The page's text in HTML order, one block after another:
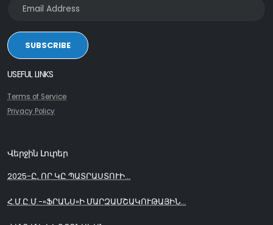
SUBSCRIBE
USEFUL LINKS
Terms of Service
Privacy Policy
Վերջին Լուրեր
2025-Ը, ՈՐ ԿԸ ՊԱՏՐԱՍՏՈՒԻ...
Հ.Մ.Ը.Մ.-«ՖՐԱՆՍ»Ի ՄԱՐԶԱՄՇԱԿՈՒԹԱՅԻՆ...